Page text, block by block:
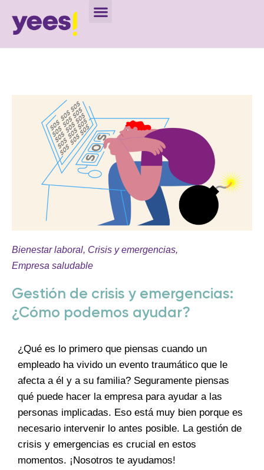
Bienestar laboral, Crisis y emergencias,
Empresa saludable
Gestión de crisis y emergencias:
¿Cómo podemos ayudar?
¿Qué es lo primero que piensas cuando un
empleado ha vivido un evento traumático que le
afecta a él y a su familia? Seguramente piensas
qué puede hacer la empresa para ayudar a las
personas implicadas. Eso está muy bien porque es
necesario intervenir lo antes posible. La gestión de
crisis y emergencias es crucial en estos
momentos. ¡Nosotros te ayudamos!